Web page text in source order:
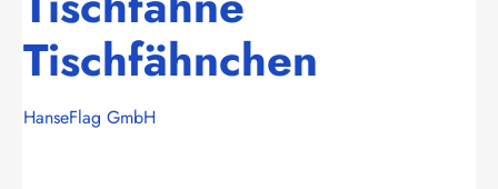
Tischfähnchen
HanseFlag GmbH